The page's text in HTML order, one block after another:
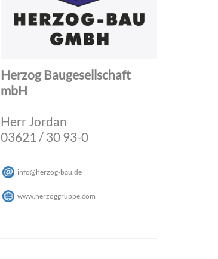
Herzog Baugesellschaft
mbH
Herr Jordan
03621 / 30 93-0
info@herzog-bau.de
www.herzoggruppe.com